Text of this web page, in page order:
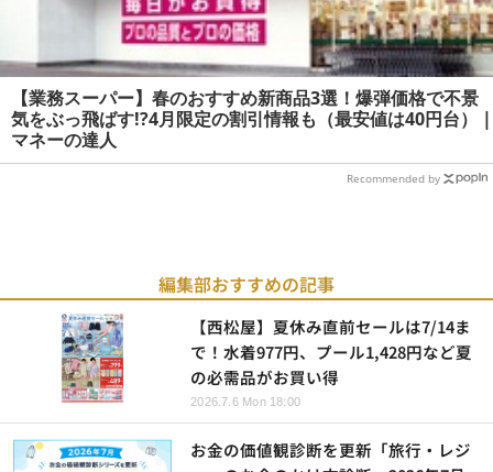
【業務スーパー】春のおすすめ新商品3選！爆弾価格で不景
気をぶっ飛ばす!?4月限定の割引情報も（最安値は40円台） |
マネーの達人
Recommended by
編集部おすすめの記事
【西松屋】夏休み直前セールは7/14ま
で！水着977円、プール1,428円など夏
の必需品がお買い得
2026.7.6 Mon 18:00
お金の価値観診断を更新「旅行・レジ